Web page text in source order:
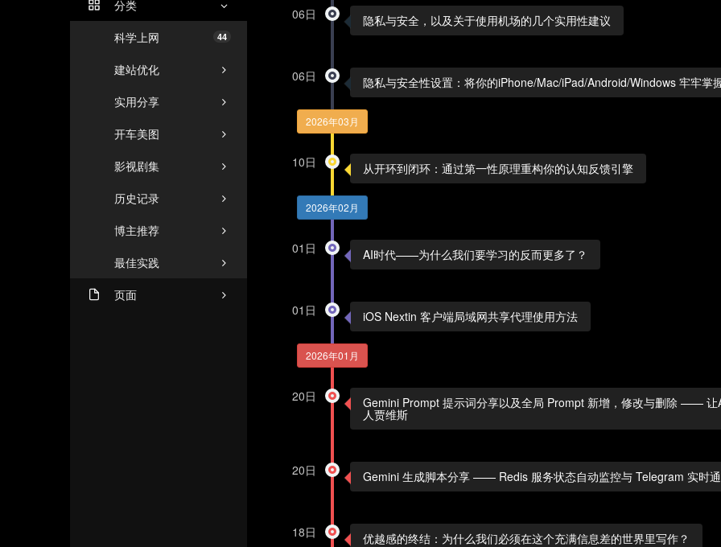
分类
44
科学上网
建站优化
实用分享
开车美图
影视剧集
历史记录
博主推荐
最佳实践
页面
06日 隐私与安全，以及关于使用机场的几个实用性建议
06日 隐私与安全性设置：将你的iPhone/Mac/iPad/Android/Windows 牢牢掌
2026年03月
10日 从开环到闭环：通过第一性原理重构你的认知反馈引擎
2026年02月
01日 AI时代——为什么我们要学习的反而更多了？
01日 iOS Nextin 客户端局域网共享代理使用方法
2026年01月
20日 Gemini Prompt 提示词分享以及全局 Prompt 新增，修改与删除 —— 让
人贾维斯
20日 Gemini 生成脚本分享 —— Redis 服务状态自动监控与 Telegram 实时
18日 优越感的终结：为什么我们必须在这个充满信息差的世界里写作？